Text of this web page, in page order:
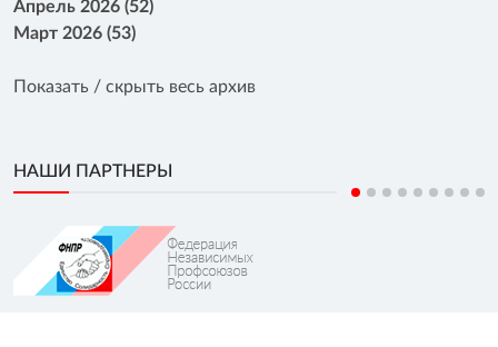
Апрель 2026 (52)
Март 2026 (53)
Показать / скрыть весь архив
НАШИ ПАРТНЕРЫ